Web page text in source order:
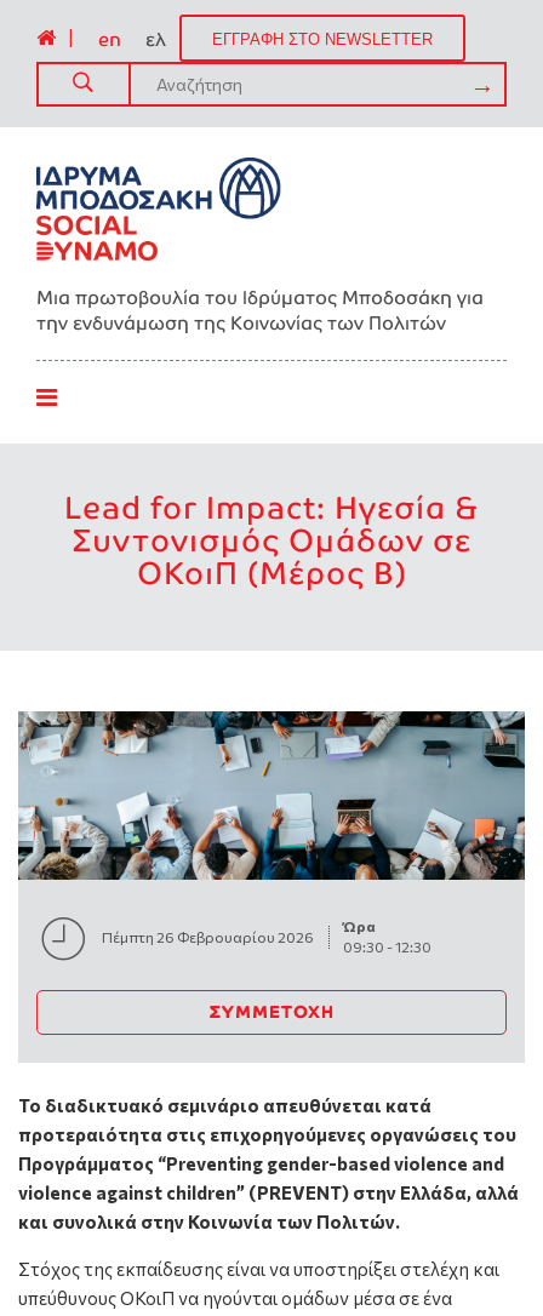
en ελ ΕΓΓΡΑΦΗ ΣΤΟ NEWSLETTER
Μια πρωτοβουλία του Ιδρύματος Μποδοσάκη για
την ενδυνάμωση της Kοινωνίας των Πολιτών
Lead for Impact: Ηγεσία &
Συντονισμός Ομάδων σε
ΟΚοιΠ (Μέρος Β)
Πέμπτη 26 Φεβρουαρίου 2026
Ώρα
09:30 -12:30
ΣΥΜΜΕΤΟΧΉ
Το διαδικτυακό σεμινάριο απευθύνεται κατά
προτεραιότητα στις επιχορηγούμενες οργανώσεις του
Προγράμματος “Preventing gender-based violence and
violence against children” (PREVENT) στην Ελλάδα, αλλά
και συνολικά στην Κοινωνία των Πολιτών.
Στόχος της εκπαίδευσης είναι να υποστηρίξει στελέχη και
υπεύθυνους ΟΚοιΠ να ηγούνται ομάδων μέσα σε ένα